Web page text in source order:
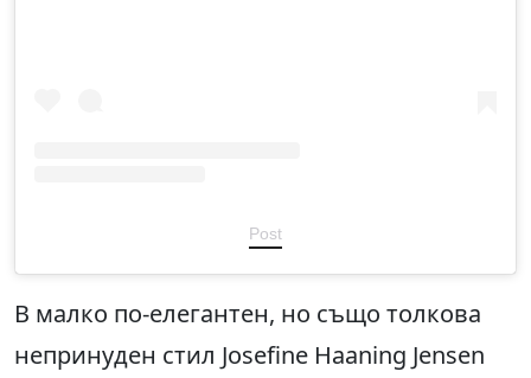
Post
В малко по-елегантен, но също толкова
непринуден стил Josefine Haaning Jensen